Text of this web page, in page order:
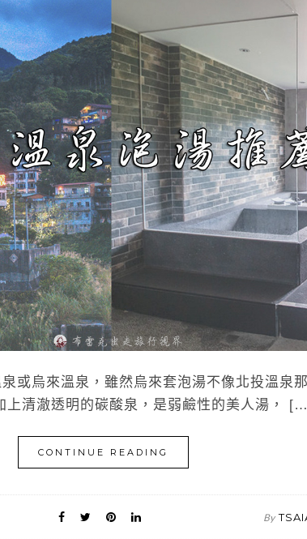
或烏來溫泉，雖然烏來套泡湯不像北投溫泉
上清澈透明的碳酸泉，是弱鹼性的美人湯，
CONTINUE READING
By